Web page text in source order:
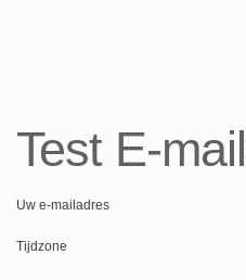
Test E-
Uw e-mailadres
Tijdzone